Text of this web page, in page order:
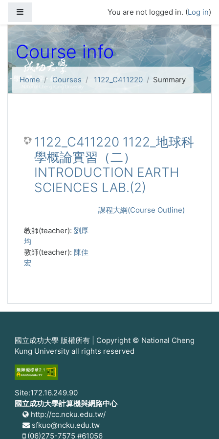
You are not logged in. (Log in)
Course info
Home Courses 1122_C411220 Summary
1122_C411220 1122_地球科
學概論實習（二）
INTRODUCTION EARTH
SCIENCES LAB.(2)
課程大綱(Course Outline)
教師(teacher): 劉厚
均
教師(teacher): 陳佳
宏
國立成功大學 版權所有 | Copyright © National Cheng
Kung University all rights reserved
Site:172.16.249.90
國立成功大學計算機與網路中心
http://cc.ncku.edu.tw/
sfkuo@ncku.edu.tw
(06)275-7575 #61056